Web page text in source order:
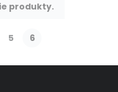
produkty.
5 6